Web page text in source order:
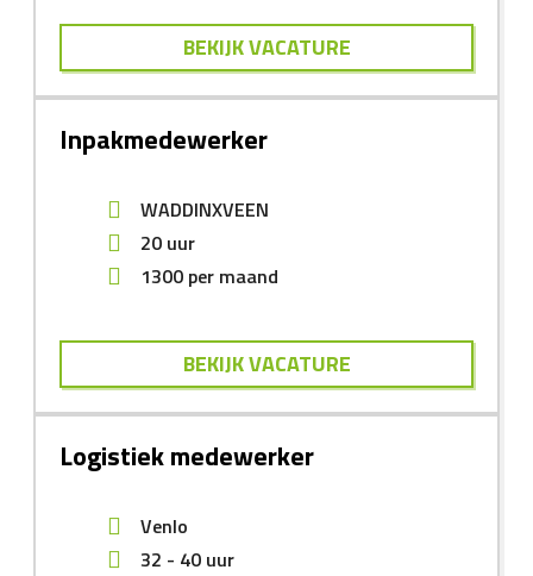
BEKIJK VACATURE
Inpakmedewerker
WADDINXVEEN
20 uur
1300 per maand
BEKIJK VACATURE
Logistiek medewerker
Venlo
32 - 40 uur